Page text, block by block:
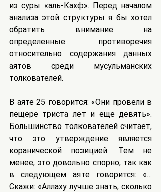
из суры «аль-Кахф». Перед началом
анализа этой структуры я бы хотел
обратить внимание на
определенные противоречия
относительно содержания данных
аятов среди мусульманских
толкователей.
В аяте 25 говорится: «Они провели в
пещере триста лет и еще девять».
Большинство толкователей считает,
что это утверждение является
коранической позицией. Тем не
менее, это довольно спорно, так как
в следующем аяте говорится: «…
Скажи: «Аллаху лучше знать, сколько